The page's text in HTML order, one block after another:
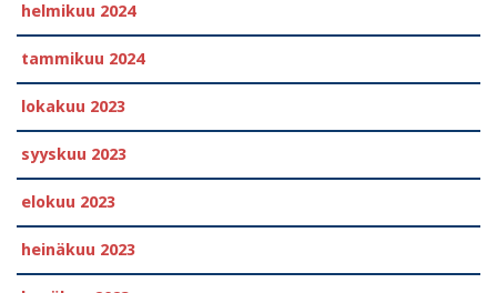
helmikuu 2024
tammikuu 2024
lokakuu 2023
syyskuu 2023
elokuu 2023
heinäkuu 2023